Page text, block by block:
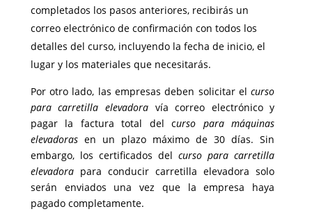
completados los pasos anteriores, recibirás un
correo electrónico de confirmación con todos los
detalles del curso, incluyendo la fecha de inicio, el
lugar y los materiales que necesitarás.
Por otro lado, las empresas deben solicitar elcurso
para carretilla elevadoravía correo electrónico y
pagar la factura total del curso para máquinas
elevadorasen un plazo máximo de 30 días. Sin
embargo, los certificados delcurso para carretilla
elevadorapara conducir carretilla elevadora solo
serán enviados una vez que la empresa haya
pagado completamente.